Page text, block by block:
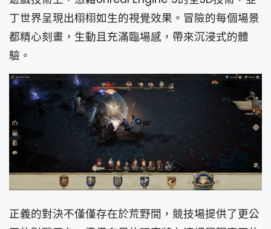
丁世界呈現出栩栩如生的視覺效果。冒險的每個場景
都精心刻畫，生動且充滿臨場感，帶來沉浸式的體
驗。
正義的對決不僅僅存在於荒野間，競技場提供了更公